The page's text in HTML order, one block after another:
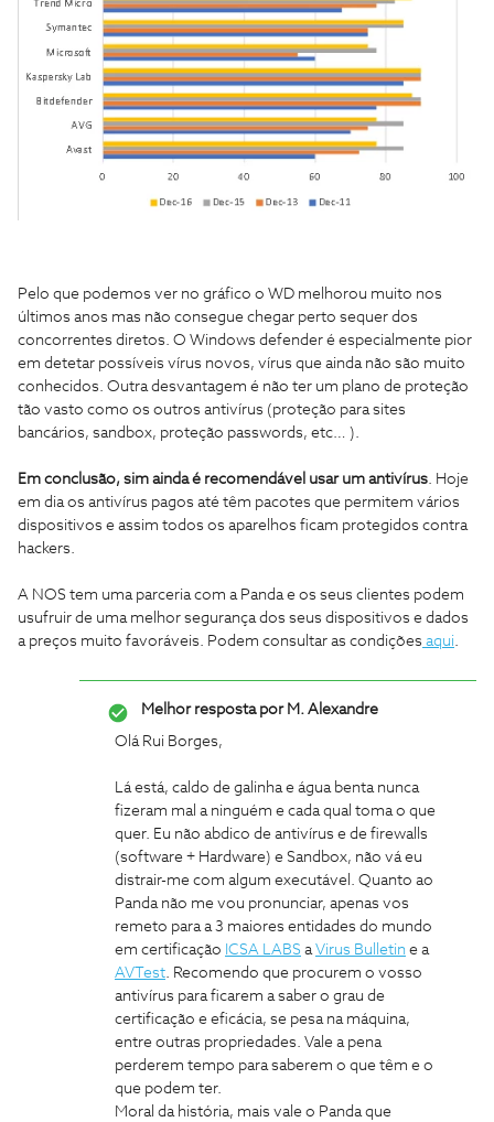
Pelo que podemos ver no gráfico o WD melhorou muito nos
últimos anos mas não consegue chegar perto sequer dos
concorrentes diretos. O Windows defender é especialmente pior
em detetar possíveis vírus novos, vírus que ainda não são muito
conhecidos. Outra desvantagem é não ter um plano de proteção
tão vasto como os outros antivírus (proteção para sites
bancários, sandbox, proteção passwords, etc… ).
Em conclusão, sim ainda é recomendável usar um antivírus. Hoje
em dia os antivírus pagos até têm pacotes que permitem vários
dispositivos e assim todos os aparelhos ficam protegidos contra
hackers.
A NOS tem uma parceria com a Panda e os seus clientes podem
usufruir de uma melhor segurança dos seus dispositivos e dados
a preços muito favoráveis. Podem consultar as condições aqui.
Melhor resposta porM. Alexandre
Olá Rui Borges,
Lá está, caldo de galinha e água benta nunca
fizeram mal a ninguém e cada qual toma o que
quer. Eu não abdico de antivírus e de firewalls
(software + Hardware) e Sandbox, não vá eu
distrair-me com algum executável. Quanto ao
Panda não me vou pronunciar, apenas vos
remeto para a 3 maiores entidades do mundo
em certificação ICSA LABS aVirus Bulletin e a
AVTest. Recomendo que procurem o vosso
antivírus para ficarem a saber o grau de
certificação e eficácia, se pesa na máquina,
entre outras propriedades. Vale a pena
perderem tempo para saberem o que têm e o
que podem ter.
Moral da história, mais vale o Panda que